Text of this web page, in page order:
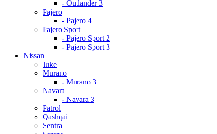
- Outlander 3
Pajero
- Pajero 4
Pajero Sport
- Pajero Sport 2
- Pajero Sport 3
Nissan
Juke
Murano
- Murano 3
Navara
- Navara 3
Patrol
Qashqai
Sentra